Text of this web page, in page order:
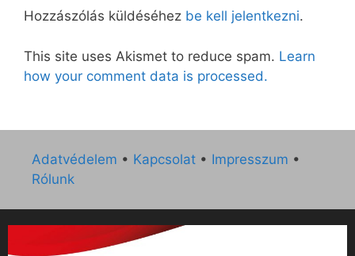
Hozzászólás küldéséhez be kell jelentkezni.
This site uses Akismet to reduce spam. Learn
how your comment data is processed.
Adatvédelem • Kapcsolat • Impresszum •
Rólunk